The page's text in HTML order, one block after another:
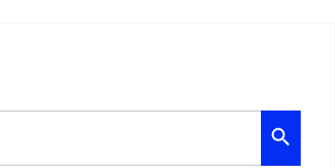
Search Button